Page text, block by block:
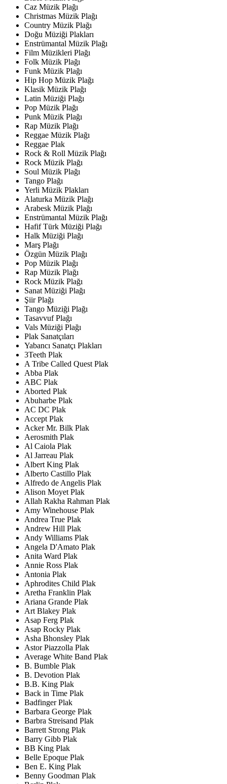
Caz Müzik Plağı
Christmas Müzik Plağı
Country Müzik Plağı
Doğu Müziği Plakları
Enstrümantal Müzik Plağı
Film Müzikleri Plağı
Folk Müzik Plağı
Funk Müzik Plağı
Hip Hop Müzik Plağı
Klasik Müzik Plağı
Latin Müziği Plağı
Pop Müzik Plağı
Punk Müzik Plağı
Rap Müzik Plağı
Reggae Müzik Plağı
Reggae Plak
Rock & Roll Müzik Plağı
Rock Müzik Plağı
Soul Müzik Plağı
Tango Plağı
Yerli Müzik Plakları
Alaturka Müzik Plağı
Arabesk Müzik Plağı
Enstrümantal Müzik Plağı
Hafif Türk Müziği Plağı
Halk Müziği Plağı
Marş Plağı
Özgün Müzik Plağı
Pop Müzik Plağı
Rap Müzik Plağı
Rock Müzik Plağı
Sanat Müziği Plağı
Şiir Plağı
Tango Müziği Plağı
Tasavvuf Plağı
Vals Müziği Plağı
Plak Sanatçıları
Yabancı Sanatçı Plakları
3Teeth Plak
A Tribe Called Quest Plak
Abba Plak
ABC Plak
Aborted Plak
Abuharbe Plak
AC DC Plak
Accept Plak
Acker Mr. Bilk Plak
Aerosmith Plak
Al Caiola Plak
Al Jarreau Plak
Albert King Plak
Alberto Castillo Plak
Alfredo de Angelis Plak
Alison Moyet Plak
Allah Rakha Rahman Plak
Amy Winehouse Plak
Andrea True Plak
Andrew Hill Plak
Andy Williams Plak
Angela D'Amato Plak
Anita Ward Plak
Annie Ross Plak
Antonia Plak
Aphrodites Child Plak
Aretha Franklin Plak
Ariana Grande Plak
Art Blakey Plak
Asap Ferg Plak
Asap Rocky Plak
Asha Bhonsley Plak
Astor Piazzolla Plak
Average White Band Plak
B. Bumble Plak
B. Devotion Plak
B.B. King Plak
Back in Time Plak
Badfinger Plak
Barbara George Plak
Barbra Streisand Plak
Barrett Strong Plak
Barry Gibb Plak
BB King Plak
Belle Epoque Plak
Ben E. King Plak
Benny Goodman Plak